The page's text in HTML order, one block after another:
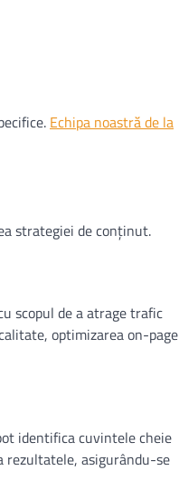
Echipa noastră de la
strategiei de conținut.
scopul de a atrage trafic
optimizarea on-page
identifica cuvintele cheie
asigurându-se